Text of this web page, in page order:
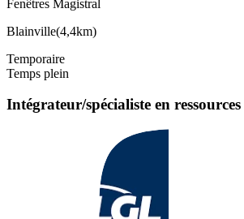
Fenêtres Magistral
Blainville(4,4km)
Temporaire
Temps plein
Intégrateur/spécialiste en